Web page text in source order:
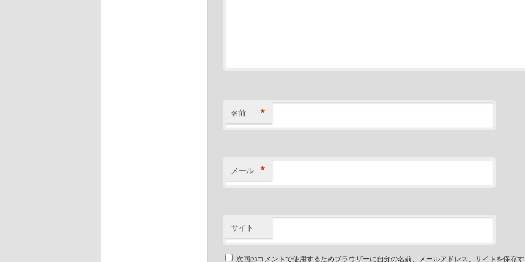
名前 *
メール *
サイト
次回のコメントで使用するためブラウザーに自分の名前、メールアドレス、サイトを保存